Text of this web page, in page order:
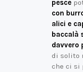
pesce
con
alici e
baccalà
davvero
di solito
che ci si